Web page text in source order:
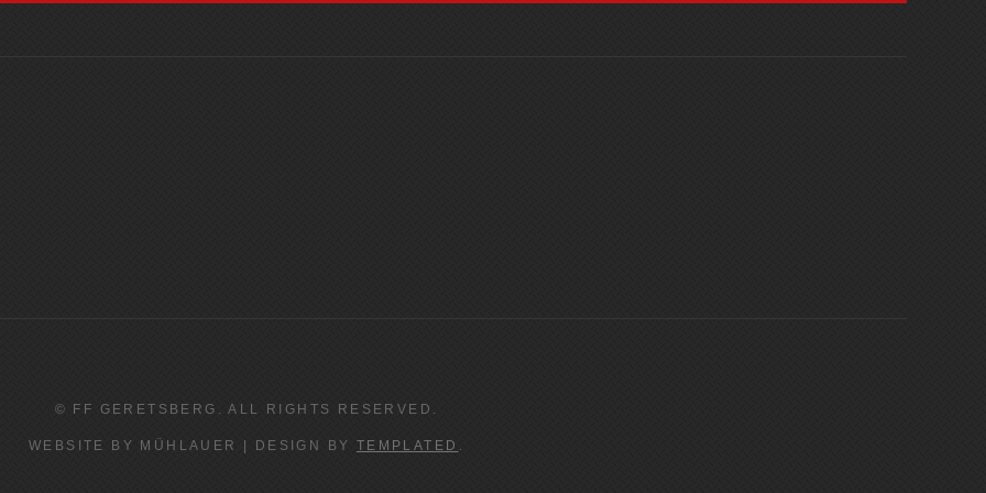
© FF GERETSBERG. ALL RIGHTS RESERVED.
WEBSITE BY MÜHLAUER | DESIGN BY TEMPLATED